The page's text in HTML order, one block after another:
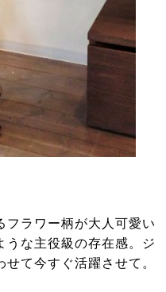
ラワー柄が大人可愛い
うな主役級の存在感。ジ
て今すぐ活躍させて。